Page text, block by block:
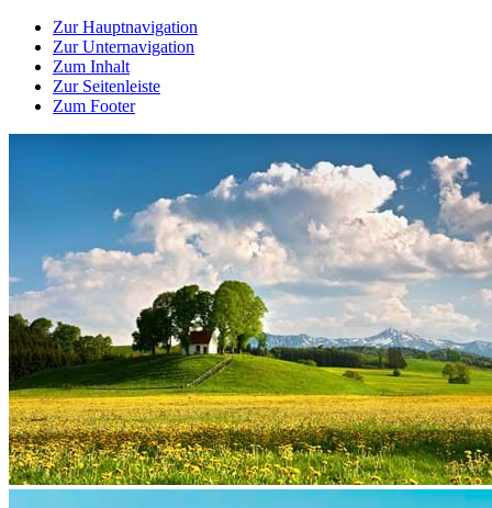
Zur Hauptnavigation
Zur Unternavigation
Zum Inhalt
Zur Seitenleiste
Zum Footer